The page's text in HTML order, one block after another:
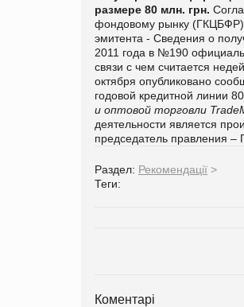
размере 80 млн. грн.
фондовому рынку (ГКЦБФР)
эмитента - Сведения о
2011 года в №190
связи с чем считается
октября опубликовано
годовой кредитной линии
и оптовой торговли
деятельности является
председатель правления –
Раздел: Рекомендації >
Теги:
Коментарі